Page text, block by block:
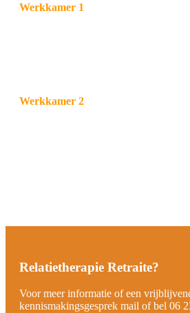
Werkkamer 1
Werkkamer 2
Relatietherapie Retraite?
Voor meer informatie of een
kennismakingsgesprek mail of bel 06